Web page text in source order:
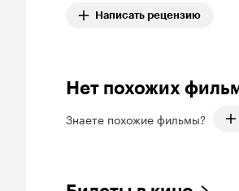
Написать рецензию
Нет похожих
Знаете похожие фильмы?